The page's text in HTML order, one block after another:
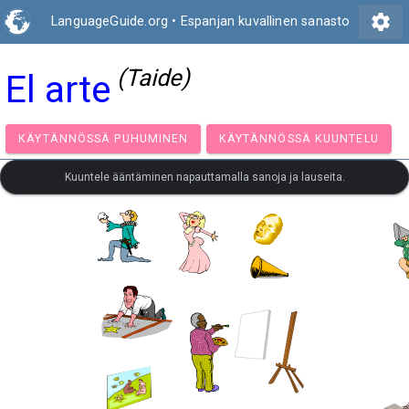
LanguageGuide.org • Espanjan kuvallinen sanasto settings
El arte (Taide)
KÄYTÄNNÖSSÄ PUHUMINEN KÄYTÄNNÖSSÄ
Kuuntele ääntäminen napauttamalla sanoja ja lauseita.